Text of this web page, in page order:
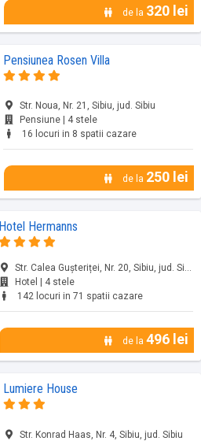
de la 320 lei
Pensiunea Rosen Villa
Str. Noua, Nr. 21, Sibiu, jud. Sibiu
Pensiune | 4 stele
16 locuri in 8 spatii cazare
de la 250 lei
Hotel Hermanns
Str. Calea Gușteriței, Nr. 20, Sibiu, jud. Sibiu
Hotel | 4 stele
142 locuri in 71 spatii cazare
de la 496 lei
Lumiere House
Str. Konrad Haas, Nr. 4, Sibiu, jud. Sibiu